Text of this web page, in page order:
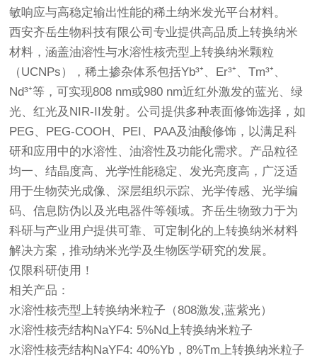
敏响应与高稳定输出性能的稀土纳米发光平台材料。
西安齐岳生物科技有限公司专业提供高品质上转换纳米
材料，涵盖油溶性与水溶性核壳型上转换纳米颗粒
（UCNPs），稀土掺杂体系包括Yb³⁺、Er³⁺、Tm³⁺、
Nd³⁺等，可实现808 nm或980 nm近红外激发的蓝光、绿
光、红光及NIR-II发射。公司提供多种表面修饰选择，如
PEG、PEG-COOH、PEI、PAA及油酸修饰，以满足科
研和应用中的水溶性、油溶性及功能化需求。产品粒径
均一、结晶度高、光学性能稳定、发光亮度高，广泛适
用于生物荧光成像、深层组织示踪、光学传感、光学编
码、信息防伪以及光电器件等领域。齐岳生物致力于为
科研与产业用户提供可靠、可定制化的上转换纳米材料
解决方案，推动纳米光学及生物医学研究的发展。
仅限科研使用！
相关产品：
水溶性核壳型上转换纳米粒子（808激发,蓝紫光）
水溶性核壳结构NaYF4: 5%Nd上转换纳米粒子
水溶性核壳结构NaYF4: 40%Yb，8%Tm上转换纳米粒子